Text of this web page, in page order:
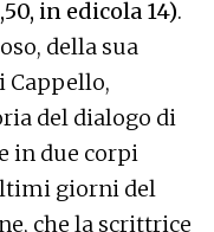
in edicola 14).
della sua
Cappello,
del dialogo di
in due corpi
giorni del
che la scrittrice